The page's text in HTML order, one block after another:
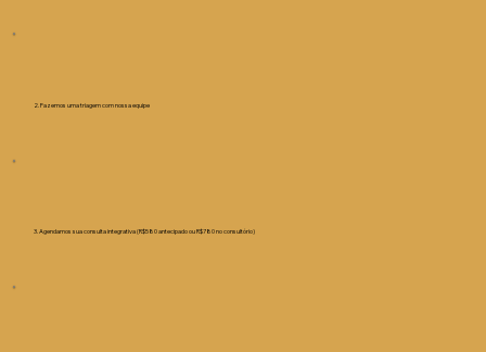
2. Fazemos uma triagem com nossa equipe
3. Agendamos sua consulta integrativa (R$580 antecipado ou R$780 no consultório)